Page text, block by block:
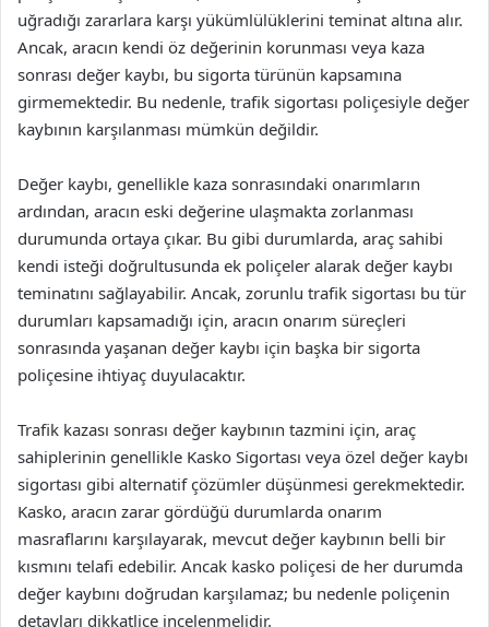
uğradığı zararlara karşı yükümlülüklerini teminat altına alır.
Ancak, aracın kendi öz değerinin korunması veya kaza
sonrası değer kaybı, bu sigorta türünün kapsamına
girmemektedir. Bu nedenle, trafik sigortası poliçesiyle değer
kaybının karşılanması mümkün değildir.
Değer kaybı, genellikle kaza sonrasındaki onarımların
ardından, aracın eski değerine ulaşmakta zorlanması
durumunda ortaya çıkar. Bu gibi durumlarda, araç sahibi
kendi isteği doğrultusunda ek poliçeler alarak değer kaybı
teminatını sağlayabilir. Ancak, zorunlu trafik sigortası bu tür
durumları kapsamadığı için, aracın onarım süreçleri
sonrasında yaşanan değer kaybı için başka bir sigorta
poliçesine ihtiyaç duyulacaktır.
Trafik kazası sonrası değer kaybının tazmini için, araç
sahiplerinin genellikle Kasko Sigortası veya özel değer kaybı
sigortası gibi alternatif çözümler düşünmesi gerekmektedir.
Kasko, aracın zarar gördüğü durumlarda onarım
masraflarını karşılayarak, mevcut değer kaybının belli bir
kısmını telafi edebilir. Ancak kasko poliçesi de her durumda
değer kaybını doğrudan karşılamaz; bu nedenle poliçenin
detayları dikkatlice incelenmelidir.